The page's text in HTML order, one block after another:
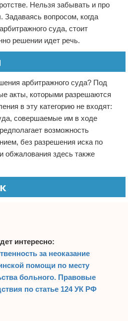
Нельзя забывать и про
вопросом, когда
суда, стоит
решении идет речь.
арбитражного суда? Под
акты, которыми разрешаются
в эту категорию не входят:
совершаемые им в ходе
возможность
без разрешения иска по
обжалования здесь также
интересно:
за неоказание
помощи по месту
больного. Правовые
по статье 124 УК РФ